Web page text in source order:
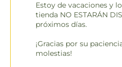
Estoy de vacaciones y
tienda NO ESTARÁN
próximos días.
¡Gracias por su
molestias!